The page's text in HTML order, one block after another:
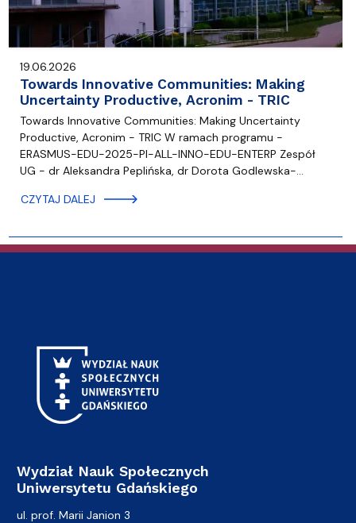
19.06.2026
Towards Innovative Communities: Making
Uncertainty Productive, Acronim - TRIC
Towards Innovative Communities: Making Uncertainty
Productive, Acronim - TRIC W ramach programu -
ERASMUS-EDU-2025-PI-ALL-INNO-EDU-ENTERP Zespół
UG - dr Aleksandra Peplińska, dr Dorota Godlewska-…
CZYTAJ DALEJ
Wydział Nauk Społecznych
Uniwersytetu Gdańskiego
ul. prof. Marii Janion 3